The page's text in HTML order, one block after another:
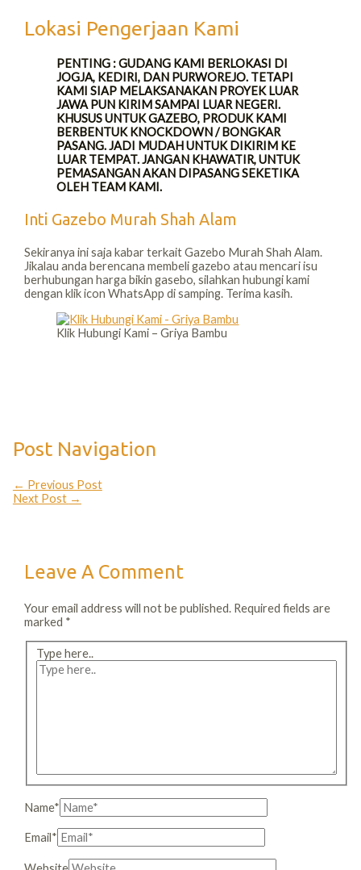
Lokasi Pengerjaan Kami
PENTING : GUDANG KAMI BERLOKASI DI
JOGJA, KEDIRI, DAN PURWOREJO. TETAPI
KAMI SIAP MELAKSANAKAN PROYEK LUAR
JAWA PUN KIRIM SAMPAI LUAR NEGERI.
KHUSUS UNTUK GAZEBO, PRODUK KAMI
BERBENTUK KNOCKDOWN / BONGKAR
PASANG. JADI MUDAH UNTUK DIKIRIM KE
LUAR TEMPAT. JANGAN KHAWATIR, UNTUK
PEMASANGAN AKAN DIPASANG SEKETIKA
OLEH TEAM KAMI.
Inti Gazebo Murah Shah Alam
Sekiranya ini saja kabar terkait Gazebo Murah Shah Alam.
Jikalau anda berencana membeli gazebo atau mencari isu
berhubungan harga bikin gasebo, silahkan hubungi kami
dengan klik icon WhatsApp di samping. Terima kasih.
Klik Hubungi Kami – Griya Bambu
Post Navigation
← Previous Post
Next Post →
Leave A Comment
Your email address will not be published. Required fields are
marked *
Type here..
Name*
Email*